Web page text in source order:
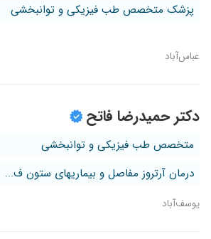
پزشک متخصص طب فیزیکی و توانبخشی
عباس‌آباد
دکتر حمیدرضا فاتح
متخصص طب فیزیکی و توانبخشی
درمان آرتروز مفاصل و بیماریهای ستون ف...
یوسف‌آباد